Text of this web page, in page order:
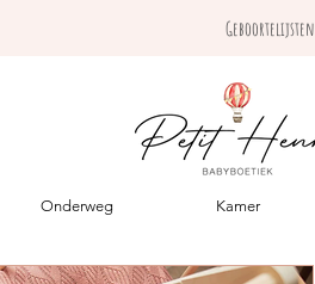
Geboortelijsten
Onderweg Kamer